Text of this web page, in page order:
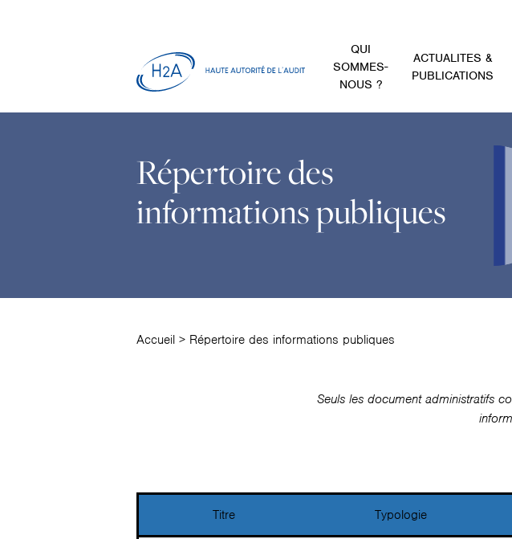
QUI
SOMMES-
NOUS ?
ACTUALITES &
PUBLICATIONS
Répertoire des
informations publiques
Accueil > Répertoire des informations publiques
Seuls les document administratifs
Titre Typologie